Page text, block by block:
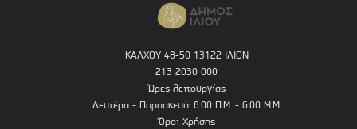
ΚΑΛΧΟΥ 48-50 13122 ΙΛΙΟΝ
213 2030 000
Ώρες λειτουργίας
Δευτέρα - Παρασκευή: 8.00 Π.Μ. - 6.00 Μ.Μ.
Όροι Χρήσης